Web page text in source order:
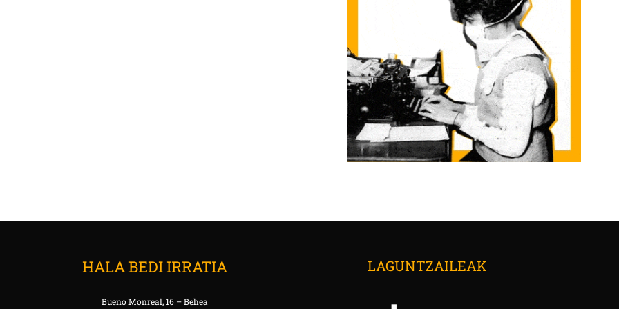
HALA BEDI IRRATIA
Bueno Monreal, 16 – Behea
LAGUNTZAILEAK